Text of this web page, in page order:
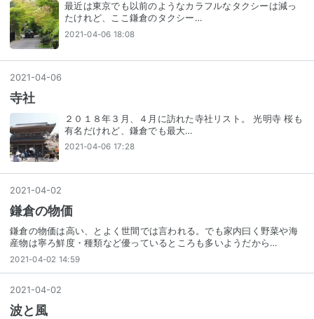
最近は東京でも以前のようなカラフルなタクシーは減っ
たけれど、ここ鎌倉のタクシー…
2021-04-06 18:08
2021 -04-06
寺社
２０１８年３月、４月に訪れた寺社リスト。 光明寺 桜も
有名だけれど、鎌倉でも最大…
2021-04-06 17:28
2021 -04-02
鎌倉の物価
鎌倉の物価は高い、とよく世間では言われる。でも家内曰く野菜や海
産物は寧ろ鮮度・種類など優っているところも多いようだから…
2021-04-02 14:59
2021 -04-02
波と風